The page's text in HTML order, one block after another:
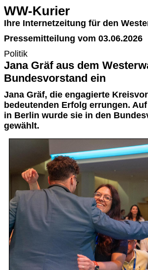
WW-Kurier
Ihre Internetzeitung für den
Pressemitteilung vom 03.06.2026
Politik
Jana Gräf aus dem
Bundesvorstand ein
Jana Gräf, die engagierte
bedeutenden Erfolg errungen.
in Berlin wurde sie in den
gewählt.